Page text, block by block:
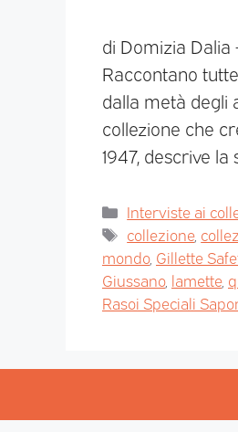
di Domizia Dalia
Raccontano
dalla metà degli
collezione che
1947, descrive
Interviste ai
collezione,
mondo, Gillette
Giussano, lamette,
Rasoi Speciali